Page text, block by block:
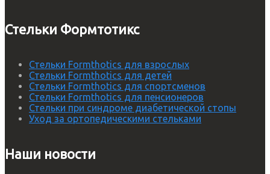
Стельки Формтотикс
Стельки Formthotics для взрослых
Стельки Formthotics для детей
Стельки Formthotics для спортсменов
Стельки Formthotics для пенсионеров
Стельки при синдроме диабетической стопы
Уход за ортопедическими стельками
Наши новости